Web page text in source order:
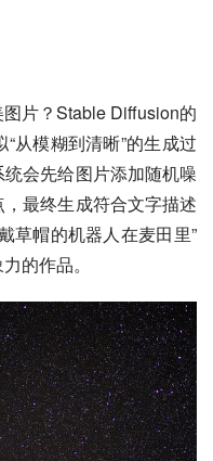
片？Stable Diffusion的
“从模糊到清晰”的生成过
会先给图片添加随机噪
最终生成符合文字描述
草帽的机器人在麦田里”
的作品。